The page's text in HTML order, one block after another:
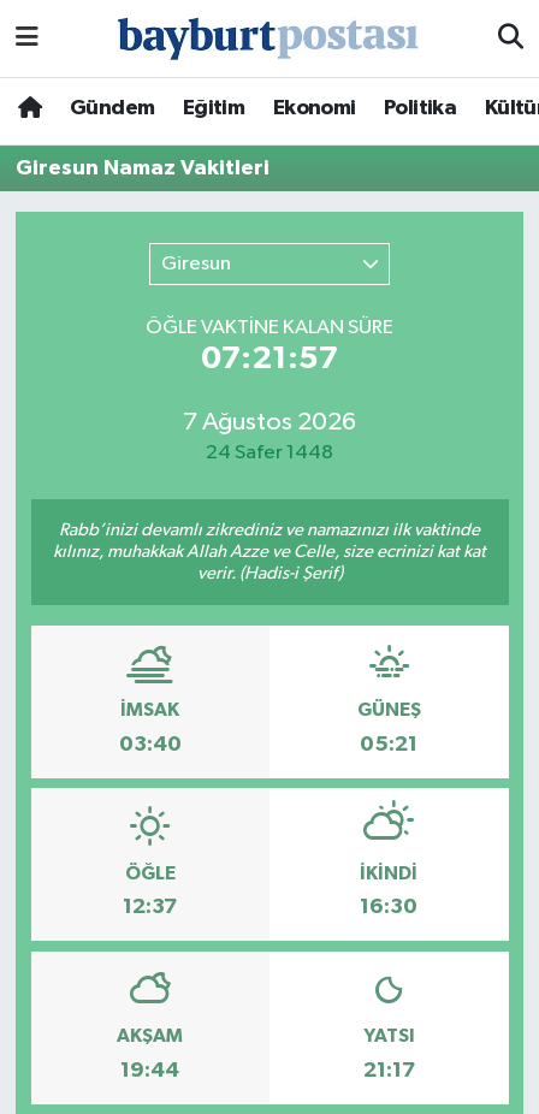
Gündem Eğitim Ekonomi Politika
Giresun Namaz Vakitleri
Giresun
ÖĞLE VAKTİNE KALAN SÜRE
07:21:57
7 Ağustos 2026
24 Safer 1448
Rabb’inizi devamlı zikrediniz ve namazınızı ilk vaktinde
kılınız, muhakkak Allah Azze ve Celle, size ecrinizi kat kat
verir. (Hadis-i Şerif)
İMSAK
03:40
GÜNEŞ
05:21
ÖĞLE
12:37
İKINDI
16:30
AKŞAM
19:44
YATSI
21:17
Hava Durumu
Namaz Vakitleri
Trafik Durumu
Süper Lig Puan Durumu ve Fikstür
Son Dakika Haberleri
Haber Arşivi